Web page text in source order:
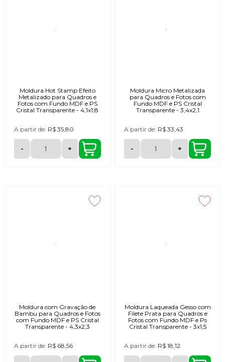
Moldura Hot Stamp Efeito
Metalizado para Quadros e
Fotos com Fundo MDF e PS
Cristal Transparente - 4,1x1,8
A partir de: R$ 35,80
- +
Moldura Micro Metalizada
para Quadros e Fotos com
Fundo MDF e PS Cristal
Transparente - 3,4x2,1
A partir de: R$ 33,43
- +
Moldura com Gravação de
Bambu para Quadros e Fotos
com Fundo MDF e PS Cristal
Transparente - 4,3x2,3
A partir de: R$ 68,56
Moldura Laqueada Gesso com
Filete Prata para Quadros e
Fotos com Fundo MDF e Ps
Cristal Transparente - 3x1,5
A partir de: R$ 18,12